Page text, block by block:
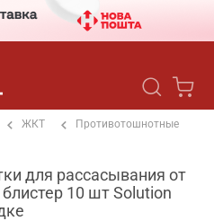
ЖКТ Противотошнотные
для рассасывания от
10 шт Solution